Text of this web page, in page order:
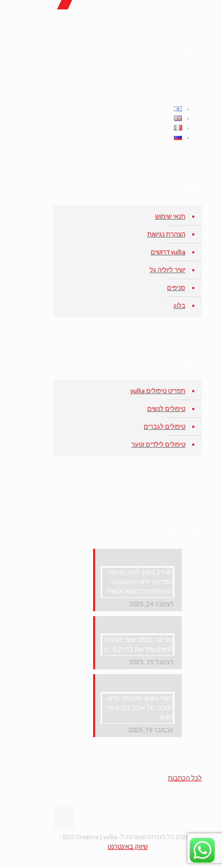
תנאי שימוש
הצהרת נגישות
yullia דרושים
ישיר ליוליה גל
סניפים
בלוג
תפריט טיפולים yullia
טיפולים לנשים
טיפולים לגברים
טיפולים לילדים ונוער
לא רק בקיץ: למה כורסת
הפדיקור היא המקום הכי
נכון להיות בו דווקא עכשיו?
דצמבר 24, 2025
נובי גוד 2026: עשר מתנות
לנשים שיודעות בדיוק מי הן
דצמבר 15, 2025
רשת yullia: ספונסר חדש
למכבי תל אביב בכדורעף
נשים
נובמבר 19, 2025
לכל הכתבות
© 2026 כל הזכויות שמורות ל- yullia
| SEO Creative -
שיווק באינטרנט